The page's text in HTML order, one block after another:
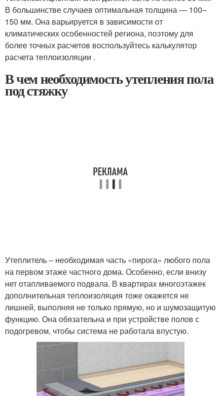
В большинстве случаев оптимальная толщина — 100–
150 мм. Она варьируется в зависимости от
климатических особенностей региона, поэтому для
более точных расчетов воспользуйтесь калькулятор
расчета теплоизоляции .
В чем необходимость утепления пола
под стяжку
Утеплитель – необходимая часть «пирога» любого пола
на первом этаже частного дома. Особенно, если внизу
нет отапливаемого подвала. В квартирах многоэтажек
дополнительная теплоизоляция тоже окажется не
лишней, выполняя не только прямую, но и шумозащитую
функцию. Она обязательна и при устройстве полов с
подогревом, чтобы система не работала впустую.